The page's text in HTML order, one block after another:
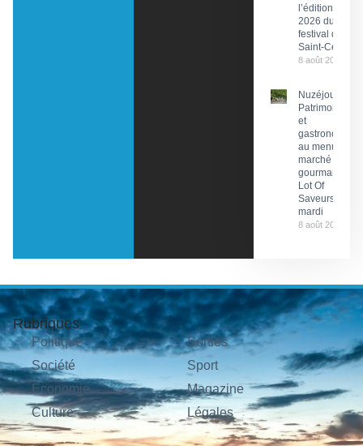
l’édition
2026 du
festival de
Saint-Céré
8 août 2026
Nuzéjouls :
Patrimoine
et
gastronomie
au menu du
marché
gourmand
Lot Of
Saveurs ce
mardi
8 août 2026
Rubriques
Politique
Société
Économie
Culture
Sorties
Sport
Magazine
Légales